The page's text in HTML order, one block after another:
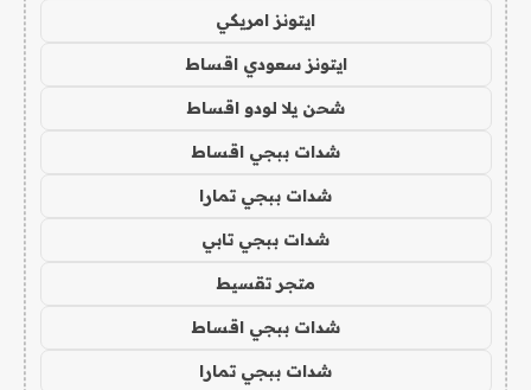
ايتونز امريكي
ايتونز سعودي اقساط
شحن يلا لودو اقساط
شدات ببجي اقساط
شدات ببجي تمارا
شدات ببجي تابي
متجر تقسيط
شدات ببجي اقساط
شدات ببجي تمارا